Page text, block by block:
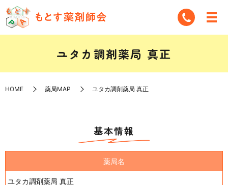
ユタカ調剤薬局 真正
HOME 薬局MAP ユタカ調剤薬局 真正
基本情報
薬局名
ユタカ調剤薬局 真正